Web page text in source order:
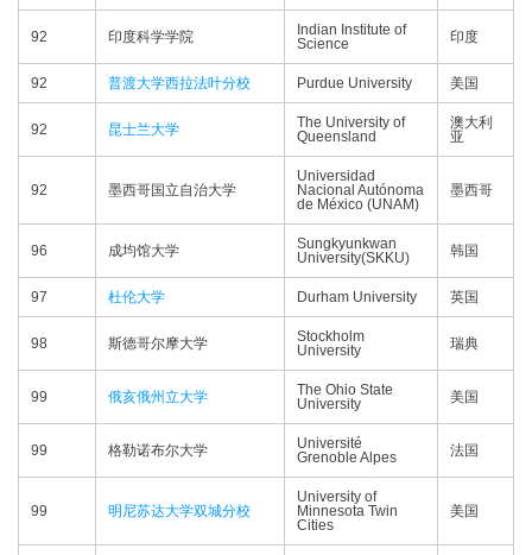
92 印度科学学院
Indian Institute of
Science
印度
92 普渡大学西拉法叶分校 Purdue University 美国
92 昆士兰大学
The University of
Queensland
澳大利
亚
92 墨西哥国立自治大学
Universidad
Nacional Autónoma
de México (UNAM)
墨西哥
96 成均馆大学
Sungkyunkwan
University(SKKU)
韩国
97 杜伦大学 Durham University 英国
98 斯德哥尔摩大学
Stockholm
University
瑞典
99 俄亥俄州立大学
The Ohio State
University
美国
99 格勒诺布尔大学
Université
Grenoble Alpes
法国
99 明尼苏达大学双城分校
University of
Minnesota Twin
Cities
美国